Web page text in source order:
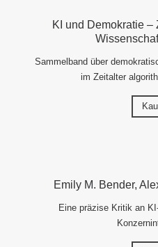
KI und Demokratie
Sammelband über
im Zeitalter
Emily M. Bender,
Eine präzise Kritik an